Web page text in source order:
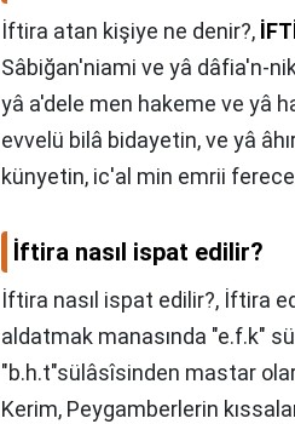
İftira atan kişiye ne denir?,
Sâbiğan'niami ve yâ dâfia'n-
yâ a'dele men hakeme ve yâ
evvelü bilâ bidayetin, ve yâ
künyetin, ic'al min emrii
İftira nasıl ispat edilir?
İftira nasıl ispat edilir?, İftira
aldatmak manasında "e.f.k"
"b.h.t"sülâsîsinden mastar
Kerim, Peygamberlerin